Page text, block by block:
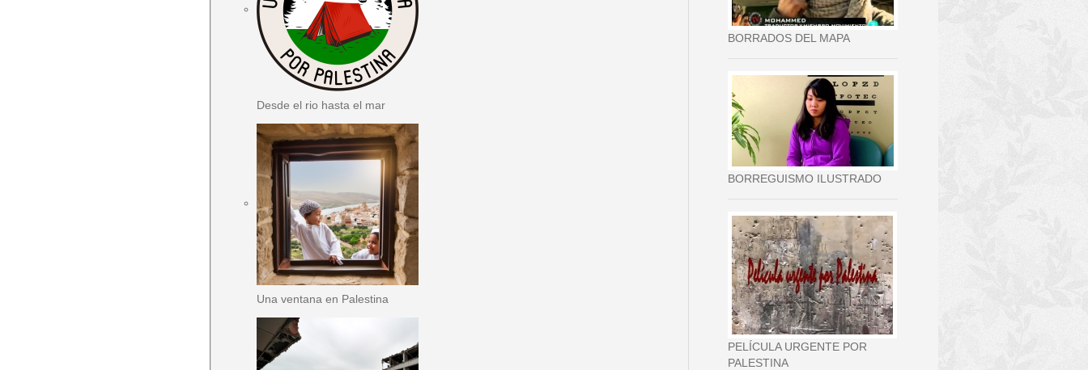
Desde el rio hasta el mar
Una ventana en Palestina
BORRADOS DEL MAPA
BORREGUISMO ILUSTRADO
PELÍCULA URGENTE POR
PALESTINA